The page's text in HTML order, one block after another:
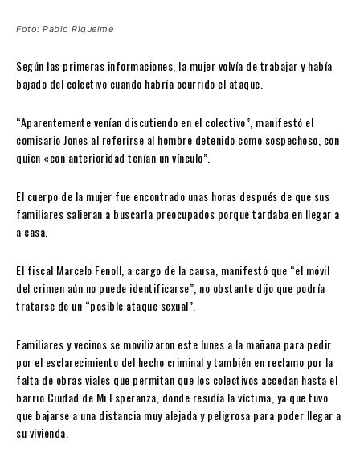
Foto: Pablo Riquelme
Según las primeras informaciones, la mujer volvía de trabajar y había
bajado del colectivo cuando habría ocurrido el ataque.
“Aparentemente venían discutiendo en el colectivo”, manifestó el
comisario Jones al referirse al hombre detenido como sospechoso, con
quien «con anterioridad tenían un vínculo”.
El cuerpo de la mujer fue encontrado unas horas después de que sus
familiares salieran a buscarla preocupados porque tardaba en llegar a
a casa.
El fiscal Marcelo Fenoll, a cargo de la causa, manifestó que “el móvil
del crimen aún no puede identificarse”, no obstante dijo que podría
tratarse de un “posible ataque sexual”.
Familiares y vecinos se movilizaron este lunes a la mañana para pedir
por el esclarecimiento del hecho criminal y también en reclamo por la
falta de obras viales que permitan que los colectivos accedan hasta el
barrio Ciudad de Mi Esperanza, donde residía la víctima, ya que tuvo
que bajarse a una distancia muy alejada y peligrosa para poder llegar a
su vivienda.